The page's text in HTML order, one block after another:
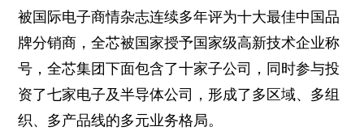
被国际电子商情杂志连续多年评为十大最佳中国品
牌分销商，全芯被国家授予国家级高新技术企业称
号，全芯集团下面包含了十家子公司，同时参与投
资了七家电子及半导体公司，形成了多区域、多组
织、多产品线的多元业务格局。